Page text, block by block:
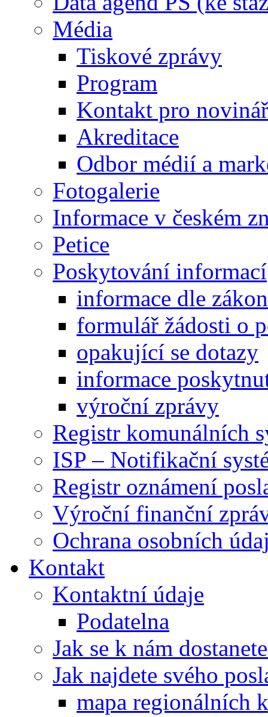
Média
Tiskové zprávy
Program
Kontakt pro
Akreditace
Odbor médií a
Fotogalerie
Informace v českém
Petice
Poskytování informací
informace dle
formulář žádosti o
opakující se dotazy
informace
výroční zprávy
Registr komunálních
ISP – Notifikační
Registr oznámení
Výroční finanční
Ochrana osobních
Kontakt
Kontaktní údaje
Podatelna
Jak se k nám
Jak najdete svého
mapa regionálních